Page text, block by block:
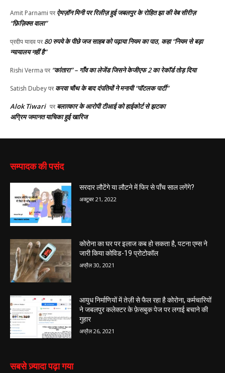
Amit Parnami परऐमज़ॉन मिनी पर रिलीज़ हुई जबलपुर के रोहित झा की वेब सीरीज़
“फ़िज़िक्स वाला”
प्रदीप यादवपर80 रुपये के पीछे जज साहब को पढ़ाया नियम का पाठ, कहा “नियम से बड़ा
न्यायालय नहीं है”
Rishi Verma पर“कांतारा” – गाँव का लेजेंड जिसने केजीएफ 2 का रेकॉर्ड तोड़ दिया
Satish Dubeyपरकरवा चौथ के बाद दंपतियों ने मनायी “पॉटलक पार्टी”
Alok Tiwari परबलात्कार के आरोपी टीआई को हाईकोर्ट से झटका
अग्रिम जमानत याचिका हुई खारिज
सम्पादक की पसंद
सरदार लौटेंगे या लौटने में फिर से पाँच साल लगेंगे?
अक्टूबर 21, 2022
कोरोना का घर पर इलाज कब हो सकता है, पटना एम्स ने
जारी किया कोविड-19 प्रोटोकॉल
अप्रैल 30, 2021
आयुध निर्माणियों में तेज़ी से फैल रहा है कोरोना, कर्मचारियों
ने जबलपुर कलेक्टर के फ़ेसबुक पेज पर लगाई बचाने की
गुहार
अप्रैल 26, 2021
सबसे ज़्यादा पढ़ा गया